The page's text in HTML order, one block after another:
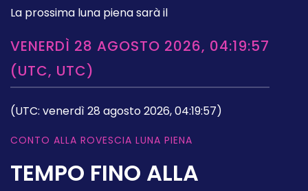
La prossima luna piena sarà il
VENERDÌ 28 AGOSTO 2026, 04:19:57
(UTC, UTC)
(UTC: venerdì 28 agosto 2026, 04:19:57)
CONTO ALLA ROVESCIA LUNA PIENA
TEMPO FINO ALLA